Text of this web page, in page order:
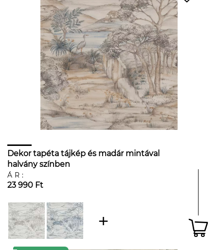
Dekor tapéta tájkép és madár mintával
halvány színben
ÁR:
23 990 Ft